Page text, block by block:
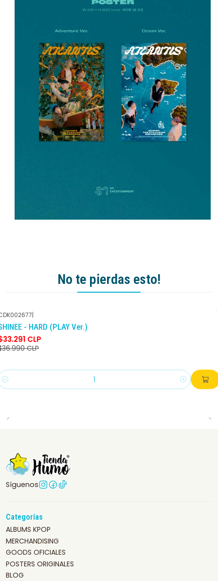
No te pierdas esto!
-10%DCTO
|
- HARD (PLAY Ver.)
CLP
CLP
Síguenos
Categorías
ALBUMS KPOP
MERCHANDISING
GOODS OFICIALES
POSTERS ORIGINALES
BLOG